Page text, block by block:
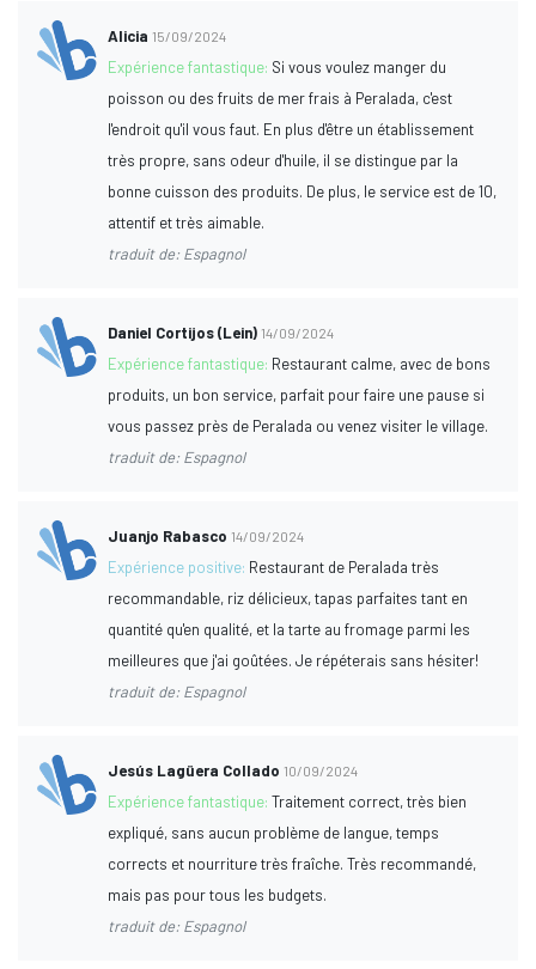
Alicia 15/09/2024
Expérience fantastique: Si vous voulez manger du
poisson ou des fruits de mer frais à Peralada, c'est
l'endroit qu'il vous faut. En plus d'être un établissement
très propre, sans odeur d'huile, il se distingue par la
bonne cuisson des produits. De plus, le service est de 10,
attentif et très aimable.
traduit de: Espagnol
Daniel Cortijos (Lein) 14/09/2024
Expérience fantastique: Restaurant calme, avec de bons
produits, un bon service, parfait pour faire une pause si
vous passez près de Peralada ou venez visiter le village.
traduit de: Espagnol
Juanjo Rabasco 14/09/2024
Expérience positive: Restaurant de Peralada très
recommandable, riz délicieux, tapas parfaites tant en
quantité qu'en qualité, et la tarte au fromage parmi les
meilleures que j'ai goûtées. Je répéterais sans hésiter!
traduit de: Espagnol
Jesús Lagüera Collado 10/09/2024
Expérience fantastique:Traitement correct, très bien
expliqué, sans aucun problème de langue, temps
corrects et nourriture très fraîche. Très recommandé,
mais pas pour tous les budgets.
traduit de: Espagnol